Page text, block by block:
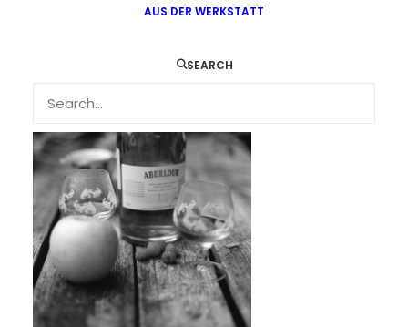
AUS DER WERKSTATT
SEARCH